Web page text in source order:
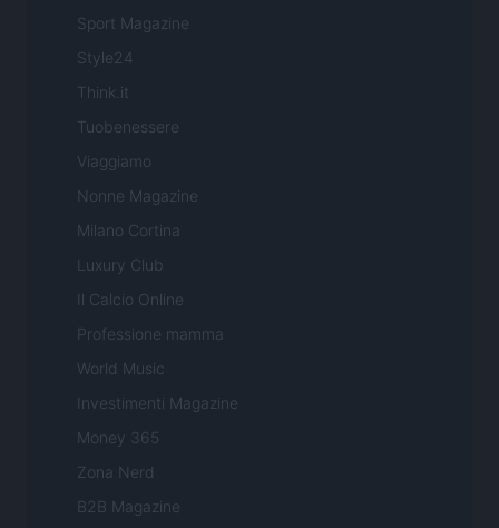
Sport Magazine
Style24
Think.it
Tuobenessere
Viaggiamo
Nonne Magazine
Milano Cortina
Luxury Club
Il Calcio Online
Professione mamma
World Music
Investimenti Magazine
Money 365
Zona Nerd
B2B Magazine